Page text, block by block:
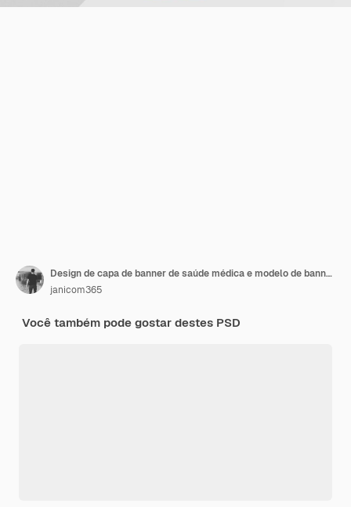
Design de capa de banner de saúde médica e modelo de banner da web
janicom365
Você também pode gostar destes PSD